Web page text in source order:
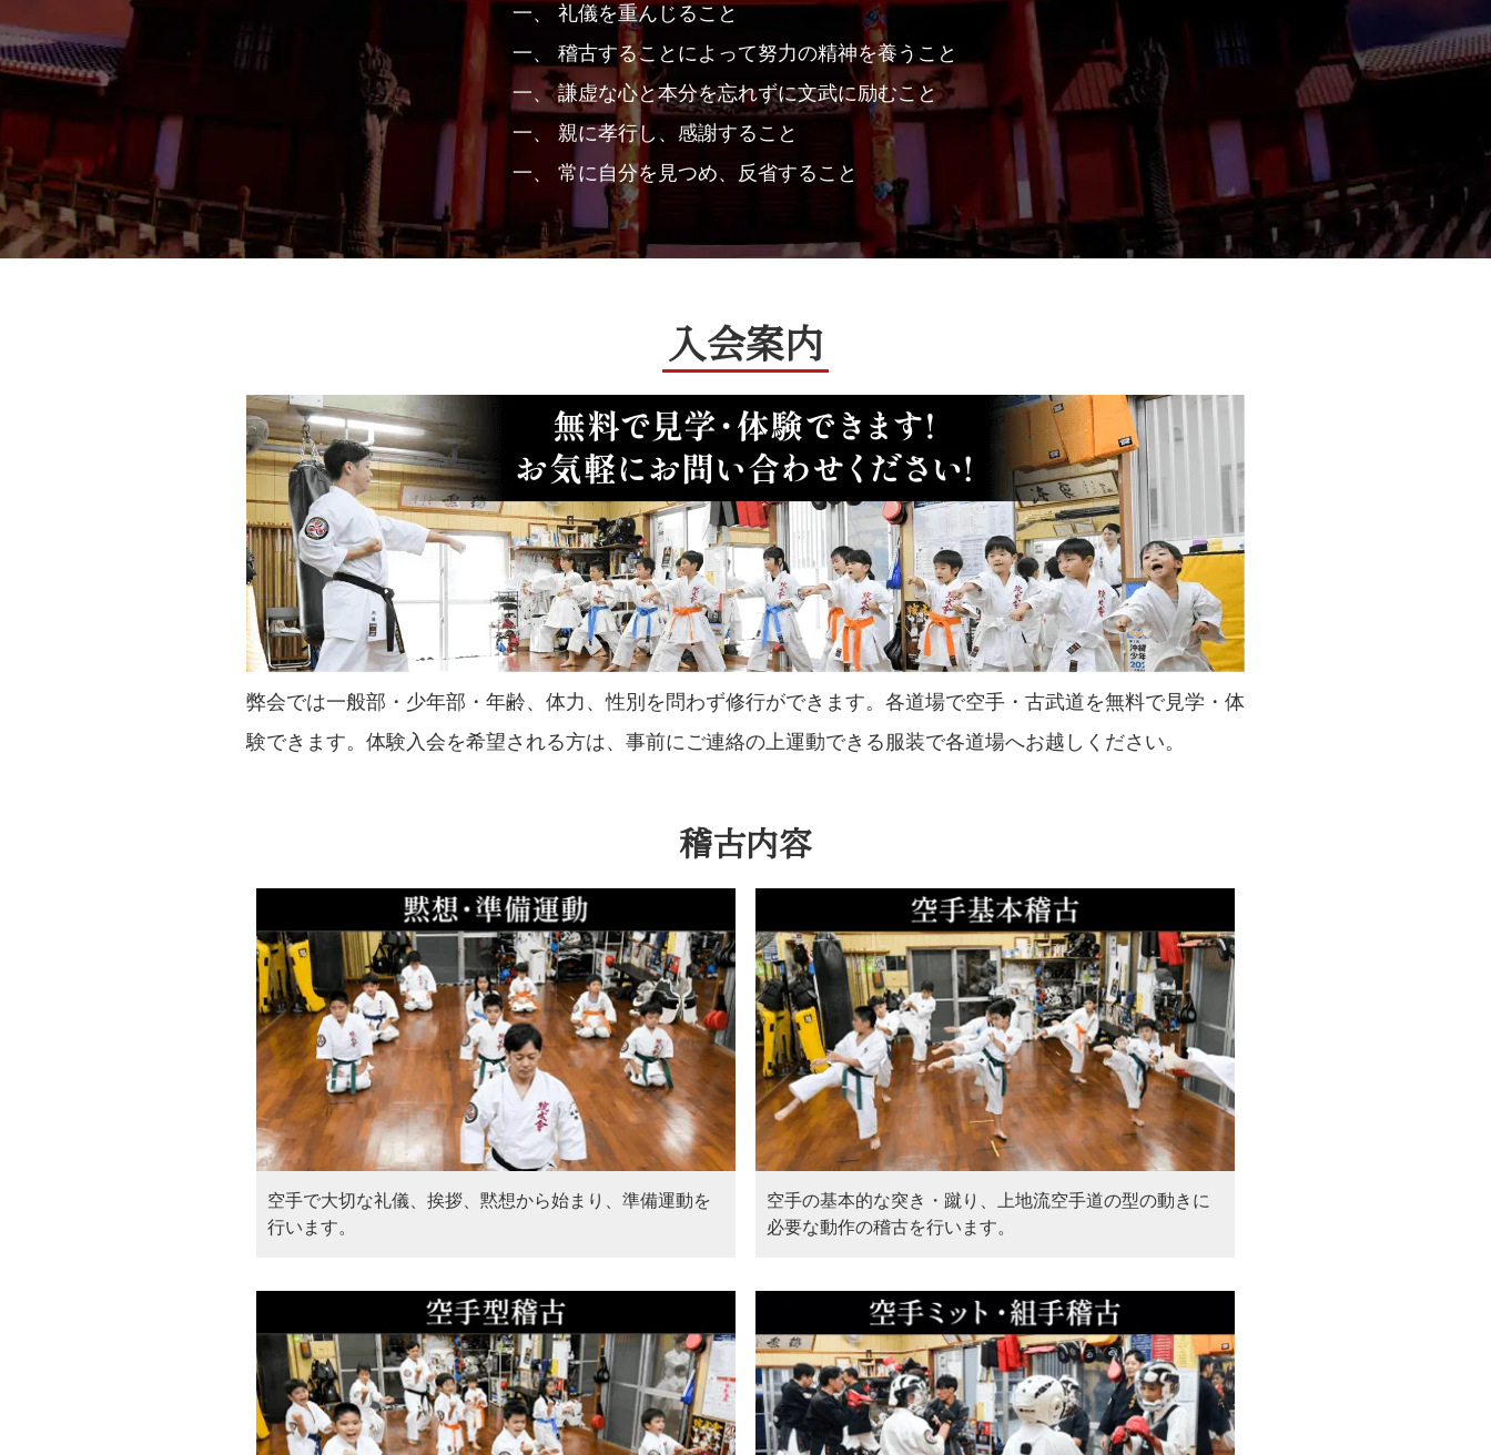
一、 礼儀を重んじること
一、 稽古することによって努力の精神を養うこと
一、 謙虚な心と本分を忘れずに文武に励むこと
一、 親に孝行し、感謝すること
一、 常に自分を見つめ、反省すること
入会案内
弊会では一般部・少年部・年齢、体力、性別を問わず修行ができます。各道場で空手・古武道を無料で見学・体
験できます。体験入会を希望される方は、事前にご連絡の上運動できる服装で各道場へお越しください。
稽古内容
空手で大切な礼儀、挨拶、黙想から始まり、準備運動を
行います。
空手の基本的な突き・蹴り、上地流空手道の型の動きに
必要な動作の稽古を行います。